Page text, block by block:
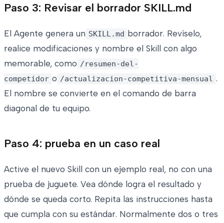
Paso 3: Revisar el borrador SKILL.md
El Agente genera un SKILL.md borrador. Revíselo,
realice modificaciones y nombre el Skill con algo
memorable, como /resumen-del-
competidor o /actualizacion-competitiva-mensual .
El nombre se convierte en el comando de barra
diagonal de tu equipo.
Paso 4: prueba en un caso real
Active el nuevo Skill con un ejemplo real, no con una
prueba de juguete. Vea dónde logra el resultado y
dónde se queda corto. Repita las instrucciones hasta
que cumpla con su estándar. Normalmente dos o tres